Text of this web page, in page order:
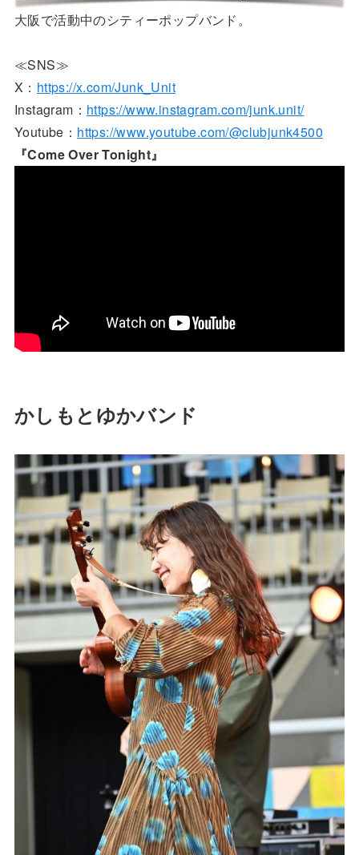
大阪で活動中のシティーポップバンド。
≪SNS≫
X： https://x.com/Junk_Unit
Instagram： https://www.instagram.com/junk.unit/
Youtube： https://www.youtube.com/@clubjunk4500
『Come Over Tonight』
かしもとゆかバンド